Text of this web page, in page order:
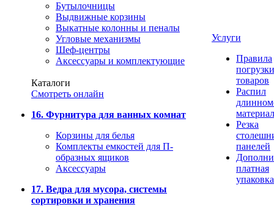
Бутылочницы
Выдвижные корзины
Выкатные колонны и пеналы
Угловые механизмы
Шеф-центры
Аксессуары и комплектующие
Каталоги
Смотреть онлайн
16. Фурнитура для ванных комнат
Корзины для белья
Комплекты емкостей для П-
образных ящиков
Аксессуары
17. Ведра для мусора, системы
сортировки и хранения
Услуги
Правила
погрузки
товаров
Распил
Резка
панелей
платная
упаковка